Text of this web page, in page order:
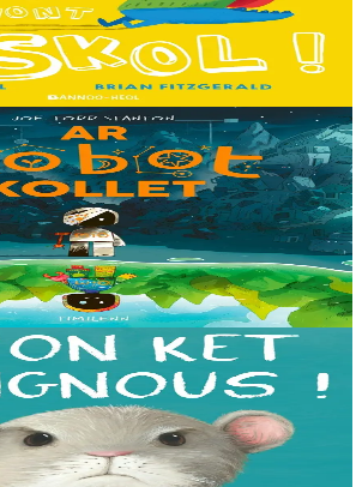
kentañ Logodennig ha Dinosaorig. Ne fell
ebet ! Pa grogo ar c'hentelioù avat e vo ur
ez eus ur robotig torret o tihuniñ. N’en
eo deuet nag abaoe pegeit emañ aze, met
!
ul logodenn vihan o chom. Brudet eo
grignousañ ha teodekañ logodenn ar vro. Un